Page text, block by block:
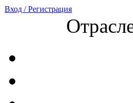
Вход / Регистрация